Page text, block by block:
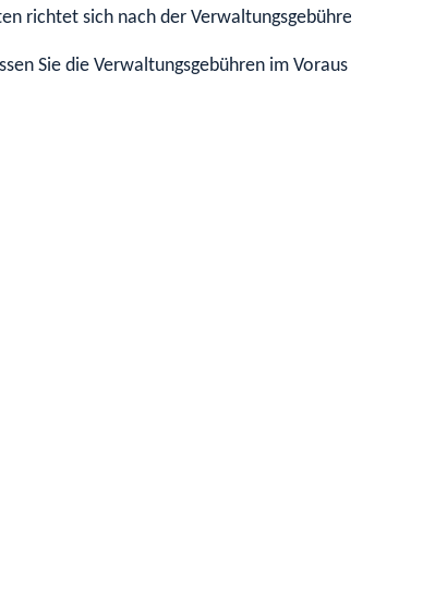
richtet sich nach der Verwaltungsgebührensatzung
Sie die Verwaltungsgebühren im Voraus zahlen.